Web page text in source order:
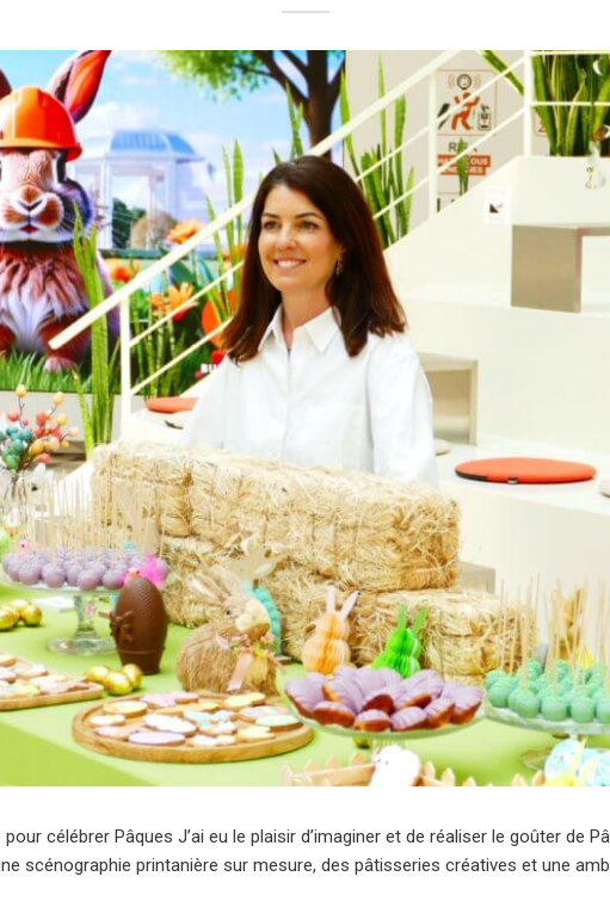
célébrer Pâques J’ai eu le plaisir d’imaginer et de réaliser le goûter de
scénographie printanière sur mesure, des pâtisseries créatives et une